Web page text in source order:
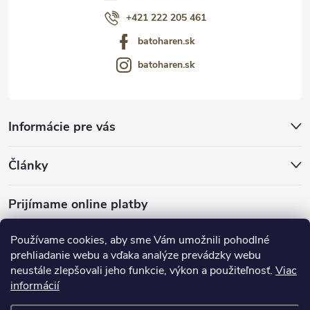
Používame cookies, aby sme Vám umožnili pohodlné
prehliadanie webu a vďaka analýze prevádzky webu
neustále zlepšovali jeho funkcie, výkon a použiteľnosť. Viac
informácií
Informácie pre vás
Články
Prijímame online platby
+421 222 205 461
batoharen.sk
batoharen.sk